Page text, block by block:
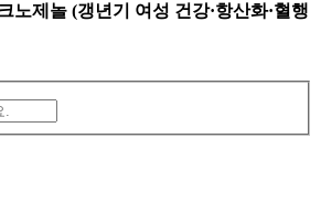
노제놀 (갱년기 여성 건강·항산화·혈행